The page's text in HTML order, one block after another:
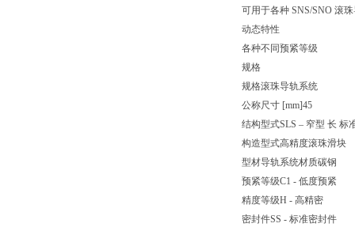
可用于各种 SNS/SNO 滚
动态特性
各种不同预紧等级
规格
规格滚珠导轨系统
公称尺寸 [mm]45
结构型式SLS – 窄型 长 标
构造型式高精度滚珠滑块
型材导轨系统材质碳钢
预紧等级C1 - 低度预紧
精度等级H - 高精密
密封件SS - 标准密封件